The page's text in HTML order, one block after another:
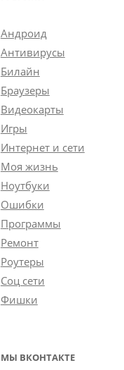
Андроид
Антивирусы
Билайн
Браузеры
Видеокарты
Игры
Интернет и сети
Моя жизнь
Ноутбуки
Ошибки
Программы
Ремонт
Роутеры
Соц сети
Фишки
МЫ ВКОНТАКТЕ